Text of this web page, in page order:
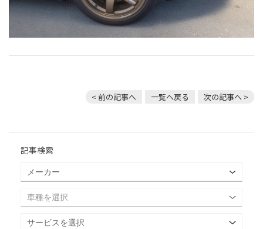
< 前の記事へ 一覧へ戻る 次の記事へ >
記事検索